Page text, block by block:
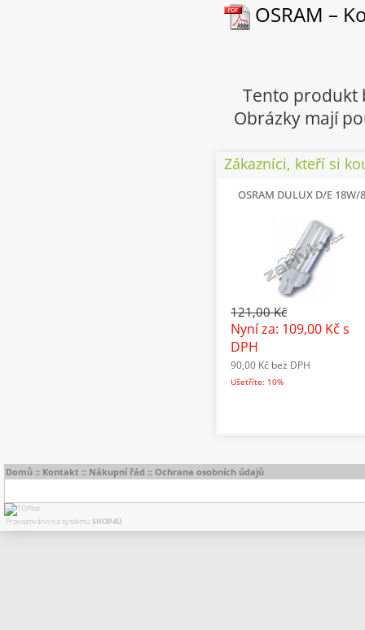
OSRAM –
Tento produkt
Obrázky mají
Zákazníci, kteří si
OSRAM DULUX D/E 18W/
121,00 Kč
Nyní za: 109,00 Kč s
DPH
90,00 Kč bez DPH
Ušetříte: 10%
Domů :: Kontakt :: Nákupní řád :: Ochrana osobních údajů
Provozováno na systému SHOP4U